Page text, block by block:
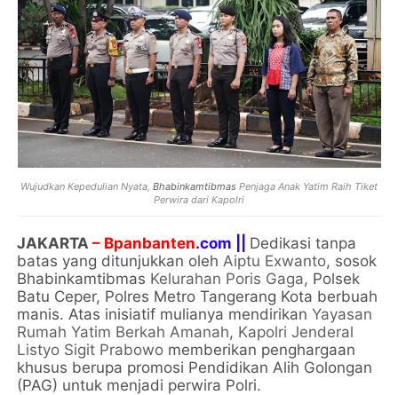
Wujudkan Kepedulian Nyata, Bhabinkamtibmas Penjaga Anak Yatim Raih Tiket
Perwira dari Kapolri
JAKARTA – Bpanbanten.com || Dedikasi tanpa
batas yang ditunjukkan oleh Aiptu Exwanto, sosok
Bhabinkamtibmas Kelurahan Poris Gaga, Polsek
Batu Ceper, Polres Metro Tangerang Kota berbuah
manis. Atas inisiatif mulianya mendirikanYayasan
Rumah Yatim Berkah Amanah, Kapolri Jenderal
Listyo Sigit Prabowo memberikan penghargaan
khusus berupa promosi Pendidikan Alih Golongan
(PAG) untuk menjadi perwira Polri.